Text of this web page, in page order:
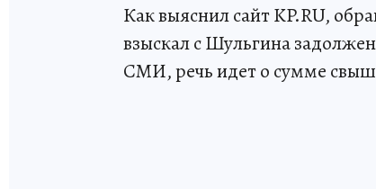
Как выяснил сайт KP.RU,
взыскал с Шульгина
СМИ, речь идет о сумме